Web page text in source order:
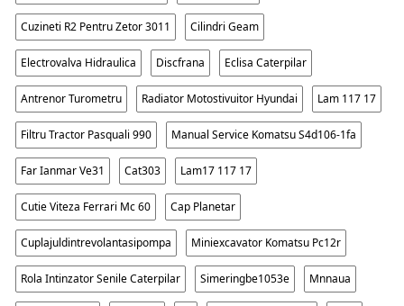
Cuzineti R2 Pentru Zetor 3011 Cilindri Geam
Electrovalva Hidraulica Discfrana Eclisa Caterpilar
Antrenor Turometru Radiator Motostivuitor Hyundai Lam 117 17
Filtru Tractor Pasquali 990 Manual Service Komatsu S4d106-1fa
Far Ianmar Ve31 Cat303 Lam17 117 17
Cutie Viteza Ferrari Mc 60 Cap Planetar
Cuplajuldintrevolantasipompa Miniexcavator Komatsu Pc12r
Rola Intinzator Senile Caterpilar Simeringbe1053e Mnnaua